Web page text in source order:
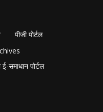
पीजी पोर्टल
समाधान पोर्टल